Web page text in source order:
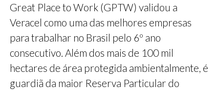
Great Place to Work (GPTW) validou a
Veracel como uma das melhores empresas
para trabalhar no Brasil pelo 6º ano
consecutivo. Além dos mais de 100 mil
hectares de área protegida ambientalmente, é
guardiã da maior Reserva Particular do